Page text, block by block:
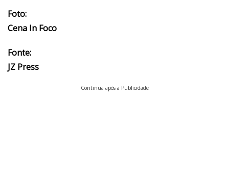
Foto:
Cena In Foco
Fonte:
JZ Press
Continua após a Publicidade